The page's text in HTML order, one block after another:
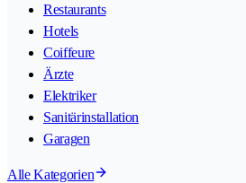
Restaurants
Hotels
Coiffeure
Ärzte
Elektriker
Sanitärinstallation
Garagen
Alle Kategorien